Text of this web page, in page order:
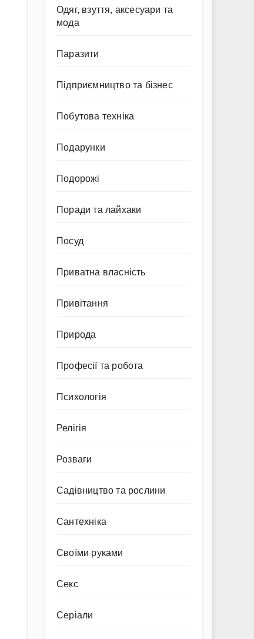
Одяг, взуття, аксесуари та
мода
Паразити
Підприємництво та бізнес
Побутова техніка
Подарунки
Подорожі
Поради та лайхаки
Посуд
Приватна власність
Привітання
Природа
Професії та робота
Психологія
Релігія
Розваги
Садівництво та рослини
Сантехніка
Своїми руками
Секс
Серіали